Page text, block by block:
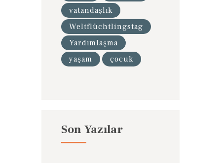
vatandaşlık
Weltflüchtlingstag
Yardımlaşma
yaşam
çocuk
Son Yazılar